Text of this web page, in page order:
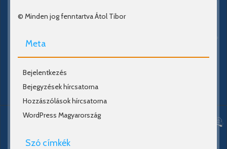
© Minden jog fenntartva Átol Tibor
Meta
Bejelentkezés
Bejegyzések hírcsatorna
Hozzászólások hírcsatorna
WordPress Magyarország
Szó címkék